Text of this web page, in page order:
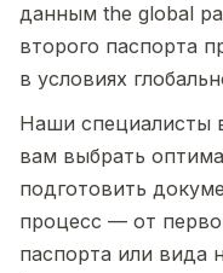
данным the global
второго паспорта
в условиях
Наши специалисты
вам выбрать
подготовить
процесс — от
паспорта или вида